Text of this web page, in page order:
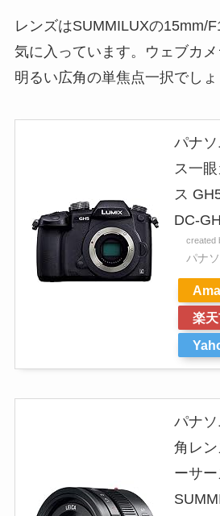
レンズはSUMMILUXの15mm/
気に入っています。ウェブカ
明るい広角の単焦点一択でしょ
パナ
ス一
ス
DC-
created
パナ
楽
パナ
角レ
ーサ